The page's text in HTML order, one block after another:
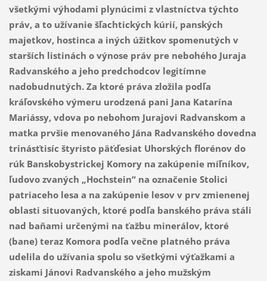
všetkými výhodami plynúcimi z vlastníctva týchto
práv, a to užívanie šľachtických kúrií, panských
majetkov, hostinca a iných úžitkov spomenutých v
starších listinách o výnose práv pre nebohého Juraja
Radvanského a jeho predchodcov legitímne
nadobudnutých. Za ktoré práva zložila podľa
kráľovského výmeru urodzená pani Jana Katarína
Mariássy, vdova po nebohom Jurajovi Radvanskom a
matka prvšie menovaného Jána Radvanského dovedna
trinásťtisíc štyristo päťďesiat Uhorských florénov do
rúk Banskobystrickej Komory na zakúpenie míľníkov,
ľudovo zvaných „Hochstein“ na označenie Stolici
patriaceho lesa a na zakúpenie lesov v prv zmienenej
oblasti situovaných, ktoré podľa banského práva stáli
nad baňami určenými na ťažbu minerálov, ktoré
(bane) teraz Komora podľa večne platného práva
udelila do užívania spolu so všetkými výťažkami a
ziskami Jánovi Radvanského a jeho mužským